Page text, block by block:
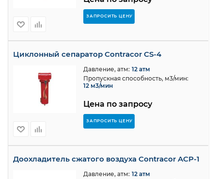
ЗАПРОСИТЬ ЦЕНУ
Циклонный сепаратор Contracor CS-4
Цена по запросу
ЗАПРОСИТЬ ЦЕНУ
Давление, атм: 12 атм
Пропускная способность, м3/мин:
12 м3/мин
Доохладитель сжатого воздуха Contracor ACP-1
Давление, атм: 12 атм